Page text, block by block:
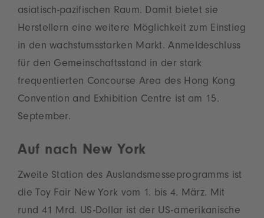
asiatisch-pazifischen Raum. Damit bietet sie
Herstellern eine weitere Möglichkeit zum Einstieg
in den wachstumsstarken Markt. Anmeldeschluss
für den Gemeinschaftsstand in der stark
frequentierten Concourse Area des Hong Kong
Convention and Exhibition Centre ist am 15.
September.
Auf nach New York
Zweite Station des Auslandsmesseprogramms ist
die Toy Fair New York vom 1. bis 4. März. Mit
rund 41 Mrd. US-Dollar ist der US-amerikanische